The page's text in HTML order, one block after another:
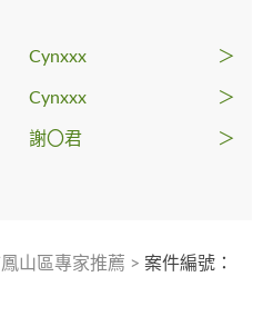
Cynxxx ＞
Cynxxx ＞
謝〇君 ＞
山區專家推薦 > 案件編號：